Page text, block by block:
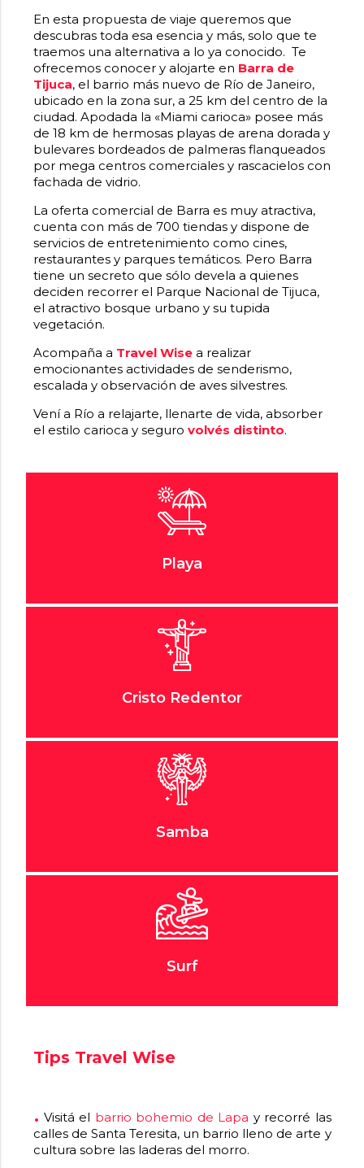
En esta propuesta de viaje queremos que
descubras toda esa esencia y más, solo que te
traemos una alternativa a lo ya conocido. Te
ofrecemos conocer y alojarte en Barra de
Tijuca, el barrio más nuevo de Río de Janeiro,
ubicado en la zona sur, a 25 km del centro de la
ciudad. Apodada la «Miami carioca» posee más
de 18 km de hermosas playas de arena dorada y
bulevares bordeados de palmeras flanqueados
por mega centros comerciales y rascacielos con
fachada de vidrio.
La oferta comercial de Barra es muy atractiva,
cuenta con más de 700 tiendas y dispone de
servicios de entretenimiento como cines,
restaurantes y parques temáticos. Pero Barra
tiene un secreto que sólo devela a quienes
deciden recorrer el Parque Nacional de Tijuca,
el atractivo bosque urbano y su tupida
vegetación.
Acompaña a Travel Wisea realizar
emocionantes actividades de senderismo,
escalada y observación de aves silvestres.
Vení a Río a relajarte, llenarte de vida, absorber
el estilo carioca y seguro volvés distinto.
Playa
Cristo Redentor
Samba
Surf
Tips Travel Wise
Visitá el barrio bohemio de Lapa y recorré las
calles de Santa Teresita, un barrio lleno de arte y
cultura sobre las laderas del morro.